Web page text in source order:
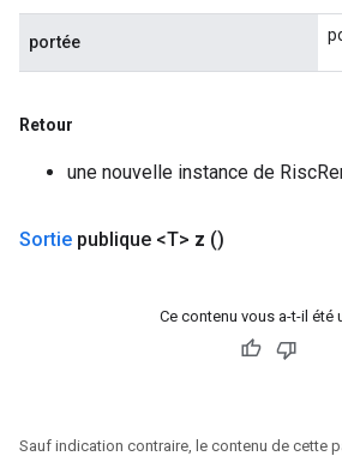
portée
Retour
une nouvelle instance de
Sortie publique <T> z ()
Ce contenu vous a-t-il été
Sauf indication contraire, le contenu de cette